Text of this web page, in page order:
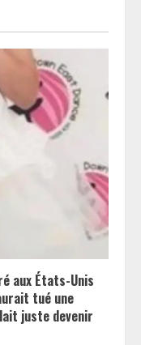
aux États-Unis
tué une
juste devenir